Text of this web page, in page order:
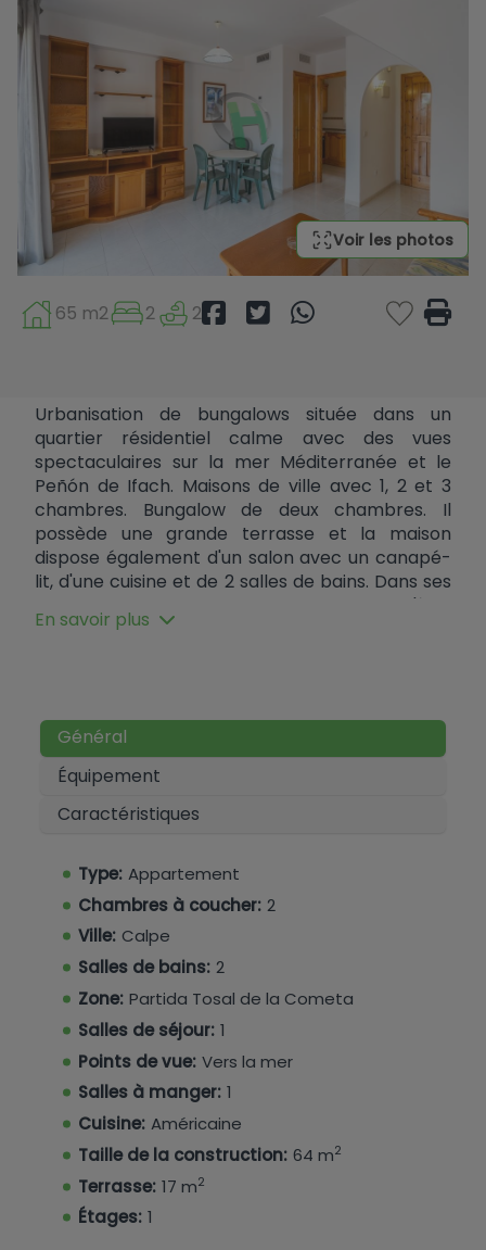
Voir les photos
65 m2 2 2
Urbanisation de bungalows située dans un
quartier résidentiel calme avec des vues
spectaculaires sur la mer Méditerranée et le
Peñón de Ifach. Maisons de ville avec 1, 2 et 3
chambres. Bungalow de deux chambres. Il
possède une grande terrasse et la maison
dispose également d'un salon avec un canapé-
lit, d'une cuisine et de 2 salles de bains. Dans ses
espaces communs, vous trouverez jusqu'à 7
piscines avec toboggans. Son emplacement
résidence secondaire ou investissement locatif
touristique. L'appartement est entièrement
meublé.
En savoir plus
Général
Équipement
Caractéristiques
Type: Appartement
Chambres à coucher: 2
Ville: Calpe
Salles de bains: 2
Zone: Partida Tosal de la Cometa
Salles de séjour: 1
Points de vue: Vers la mer
Salles à manger: 1
Cuisine: Américaine
Taille de la construction: 64 m2
Terrasse: 17 m2
Étages: 1